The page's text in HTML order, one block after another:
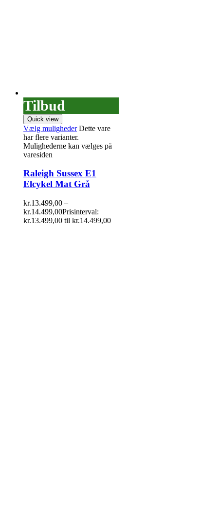
Tilbud
Quick view
Vælg muligheder Dette vare
har flere varianter.
Mulighederne kan vælges på
varesiden
Raleigh Sussex E1
Elcykel Mat Grå
kr.13.499,00 –
kr.14.499,00Prisinterval:
kr.13.499,00 til kr.14.499,00